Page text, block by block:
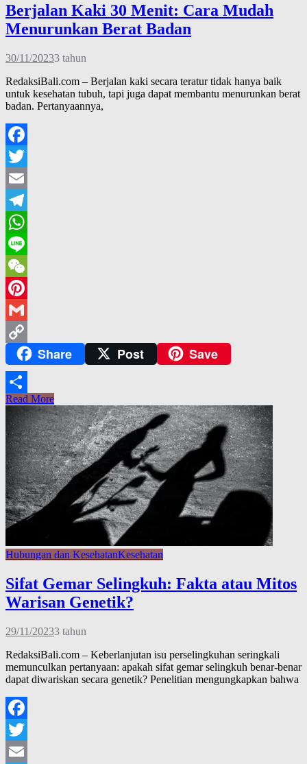
Berjalan Kaki 30 Menit: Cara Mudah
Menurunkan Berat Badan
30/11/20233 tahun
RedaksiBali.com – Berjalan kaki secara teratur tidak hanya baik
untuk kesehatan tubuh, tapi juga dapat membantu menurunkan berat
badan. Pertanyaannya,
Facebook
Twitter
Email
Telegram
WhatsApp
Line
WeChat
Pinterest
Gmail
Copy
Link
Share Post Save
Share
Read More
Hubungan dan KesehatanKesehatan
Sifat Gemar Selingkuh: Fakta atau Mitos
Warisan Genetik?
29/11/20233 tahun
RedaksiBali.com – Keberlanjutan isu perselingkuhan seringkali
memunculkan pertanyaan: apakah sifat gemar selingkuh benar-benar
dapat diwariskan secara genetik? Penelitian mengungkapkan bahwa
Facebook
Twitter